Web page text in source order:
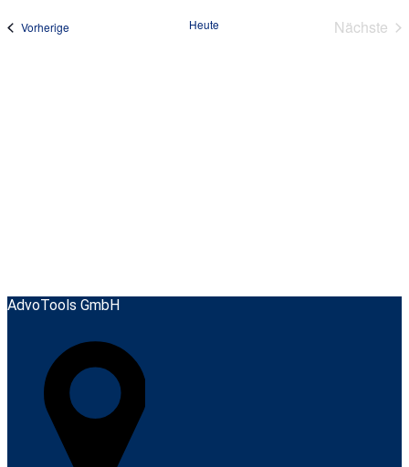
VorherigeVeranstaltungen Heute
Nächste
AdvoTools GmbH